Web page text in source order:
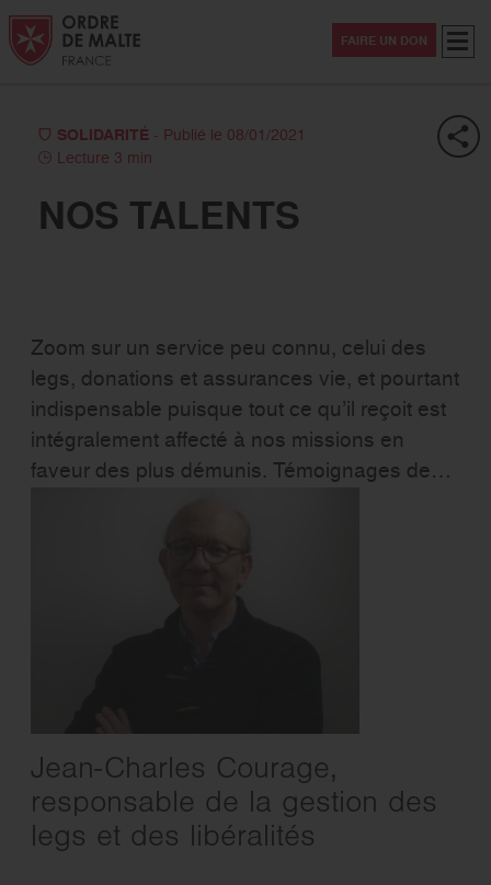
Aller au contenu
Aller à la recherche
Aller au menu
FAIRE UN DON
SOLIDARITÉ - Publié le 08/01/2021
Lecture 3 min
NOS TALENTS
Zoom sur un service peu connu, celui des
legs, donations et assurances vie, et pourtant
indispensable puisque tout ce qu’il reçoit est
intégralement affecté à nos missions en
faveur des plus démunis. Témoignages de…
Jean-Charles Courage,
responsable de la gestion des
legs et des libéralités